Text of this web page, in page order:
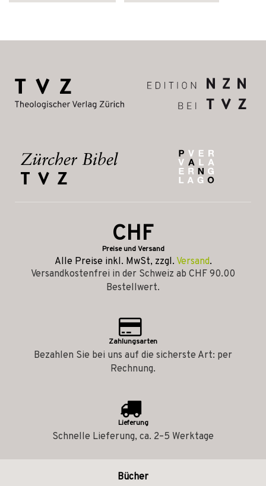
CHF
Preise und Versand
Alle Preise inkl. MwSt, zzgl. Versand.
Versandkostenfrei in der Schweiz ab CHF 90.00
Bestellwert.
Zahlungsarten
Bezahlen Sie bei uns auf die sicherste Art: per
Rechnung.
Lieferung
Schnelle Lieferung, ca. 2–5 Werktage
Bücher